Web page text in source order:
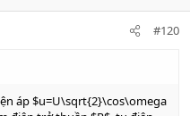
o #120
áp $u=U\sqrt{2}\cos\omega